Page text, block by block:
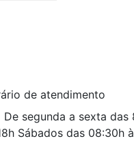
de atendimento
De segunda a sexta das
Sábados das 08:30h